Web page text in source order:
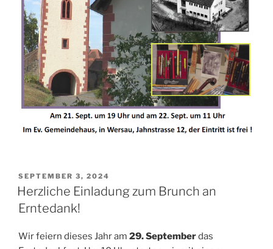
VERÖFFENTLICHT
AM
SEPTEMBER 3, 2024
Herzliche Einladung zum Brunch an
Erntedank!
Wir feiern dieses Jahr am 29. Septemberdas